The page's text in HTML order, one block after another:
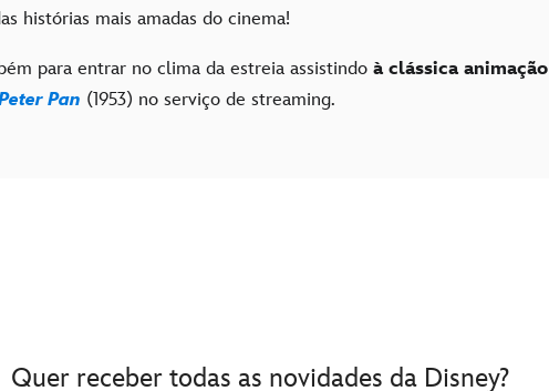
histórias mais amadas do cinema!
para entrar no clima da estreia assistindo à clássica animação
Pan (1953) no serviço de streaming.
Quer receber todas as novidades da Disney?